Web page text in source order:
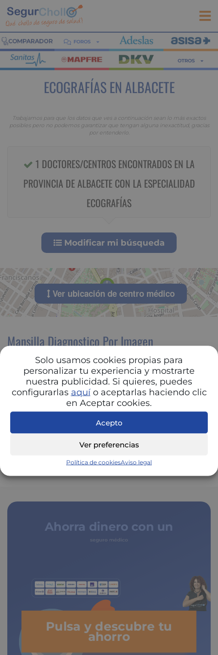
Solo usamos cookies propias para
personalizar tu experiencia y mostrarte
nuestra publicidad. Si quieres, puedes
configurarlas aquío aceptarlas haciendo clic
en Aceptar cookies.
Acepto
Ver preferencias
Política de cookiesAviso legal
FOROS
OTROS
ECOGRAFÍAS EN ALBACETE
Trabajamos para que los datos que ves a continuación sean lo más exactos
posibles pero no podemos garantizar que tengan alguna inexactitud, gracias
por entenderlo.
1 DOCTORES/CENTROS ENCONTRADOS EN LA
PROVINCIA DE ALBACETE CON LA ESPECIALIDAD
ECOGRAFÍAS
Modificar mi búsqueda
Ver ubicación de centro médico
Mansilla Diagnostico Por Imagen
Radiología Convencional, Ecografías, Mamografías,
Resonancia Magnética Nuclear
AVENIDA ESPAÑA 13 - 02002 Albacete (ALBACETE )
Consulta previa peticion de cita
Compañías
Ahorra dinero con un
seguro médico
Pulsa y descubre tu
ahorro